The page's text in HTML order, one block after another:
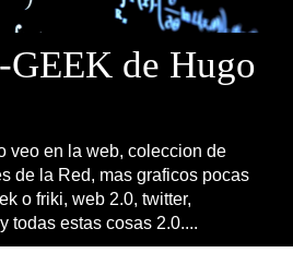
de Hugo
veo en la web, coleccion de
de la Red, mas graficos pocas
o friki, web 2.0, twitter,
todas estas cosas 2.0....